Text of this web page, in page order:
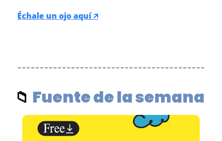
Échale un ojo aquí 🡭
📁 Fuente de la semana